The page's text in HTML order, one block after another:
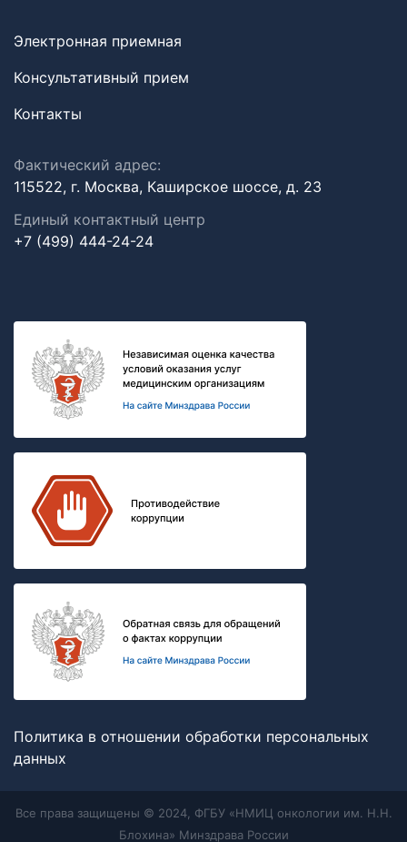
Электронная приемная
Консультативный прием
Контакты
Фактический адрес:
115522, г. Москва, Каширское шоссе, д. 23
Единый контактный центр
+7 (499) 444-24-24
Политика в отношении обработки персональных
данных
Все права защищены © 2024, ФГБУ «НМИЦ онкологии им. Н.Н.
Блохина» Минздрава России